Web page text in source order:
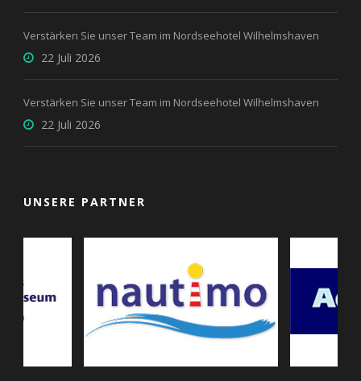
Verstärken Sie unser Team im Nordseehotel Wilhelmshaven
22 Juli 2026
Verstärken Sie unser Team im Nordseehotel Wilhelmshaven
22 Juli 2026
UNSERE PARTNER